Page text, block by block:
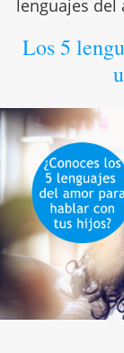
lenguajes del
Los 5